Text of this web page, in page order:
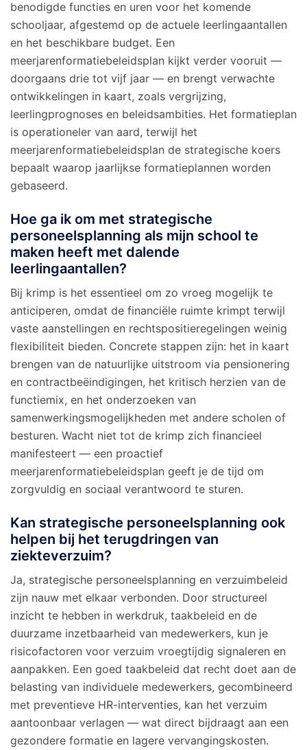
benodigde functies en uren voor het komende
schooljaar, afgestemd op de actuele leerlingaantallen
en het beschikbare budget. Een
meerjarenformatiebeleidsplan kijkt verder vooruit —
doorgaans drie tot vijf jaar — en brengt verwachte
ontwikkelingen in kaart, zoals vergrijzing,
leerlingprognoses en beleidsambities. Het formatieplan
is operationeler van aard, terwijl het
meerjarenformatiebeleidsplan de strategische koers
bepaalt waarop jaarlijkse formatieplannen worden
gebaseerd.
Hoe ga ik om met strategische
personeelsplanning als mijn school te
maken heeft met dalende
leerlingaantallen?
Bij krimp is het essentieel om zo vroeg mogelijk te
anticiperen, omdat de financiële ruimte krimpt terwijl
vaste aanstellingen en rechtspositieregelingen weinig
flexibiliteit bieden. Concrete stappen zijn: het in kaart
brengen van de natuurlijke uitstroom via pensionering
en contractbeëindigingen, het kritisch herzien van de
functiemix, en het onderzoeken van
samenwerkingsmogelijkheden met andere scholen of
besturen. Wacht niet tot de krimp zich financieel
manifesteert — een proactief
meerjarenformatiebeleidsplan geeft je de tijd om
zorgvuldig en sociaal verantwoord te sturen.
Kan strategische personeelsplanning ook
helpen bij het terugdringen van
ziekteverzuim?
Ja, strategische personeelsplanning en verzuimbeleid
zijn nauw met elkaar verbonden. Door structureel
inzicht te hebben in werkdruk, taakbeleid en de
duurzame inzetbaarheid van medewerkers, kun je
risicofactoren voor verzuim vroegtijdig signaleren en
aanpakken. Een goed taakbeleid dat recht doet aan de
belasting van individuele medewerkers, gecombineerd
met preventieve HR-interventies, kan het verzuim
aantoonbaar verlagen — wat direct bijdraagt aan een
gezondere formatie en lagere vervangingskosten.